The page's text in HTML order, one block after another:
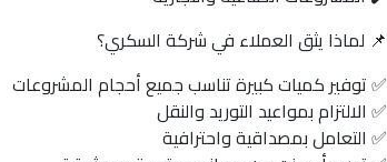
📌 لماذا يثق العملاء في شركة السكري؟
✅ توفير كميات كبيرة تناسب جميع أحجام المشروعات
✅ الالتزام بمواعيد التوريد والنقل
✅ التعامل بمصداقية واحترافية